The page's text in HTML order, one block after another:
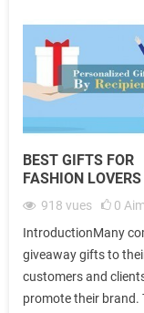
BEST GIFTS FOR
FASHION LOVERS
918 vues 0
IntroductionMany
giveaway gifts to
customers and
promote their brand.